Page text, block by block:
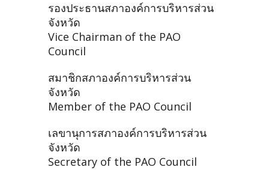
รองประธานสภาองค์การบริหารส่วน
จังหวัด
Vice Chairman of the PAO
Council
สมาชิกสภาองค์การบริหารส่วน
จังหวัด
Member of the PAO Council
เลขานุการสภาองค์การบริหารส่วน
จังหวัด
Secretary of the PAO Council